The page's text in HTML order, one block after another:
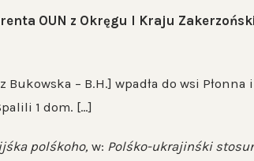
OUN z Okręgu I Kraju
– B.H.] wpadła do wsi Płonna i
1 dom. […]
polśkoho, w: Polśko-ukrajinśki